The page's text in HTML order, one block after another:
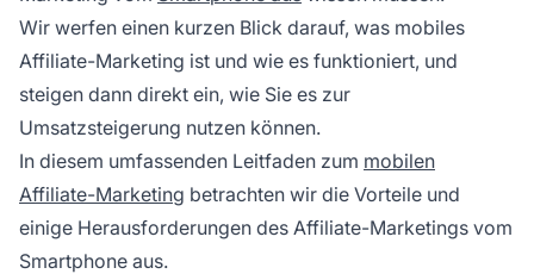
Wir werfen einen kurzen Blick darauf, was mobiles
Affiliate-Marketing ist und wie es funktioniert, und
steigen dann direkt ein, wie Sie es zur
Umsatzsteigerung nutzen können.
In diesem umfassenden Leitfaden zum mobilen
Affiliate-Marketing betrachten wir die Vorteile und
einige Herausforderungen des Affiliate-Marketings vom
Smartphone aus.